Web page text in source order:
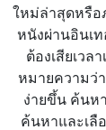
ใหม่ล่าสุดหรือ
หนังผ่านอินเ
ต้องเสียเว
หมายความว่
ง่ายขึ้น ค้นห
ค้นหาและเลื